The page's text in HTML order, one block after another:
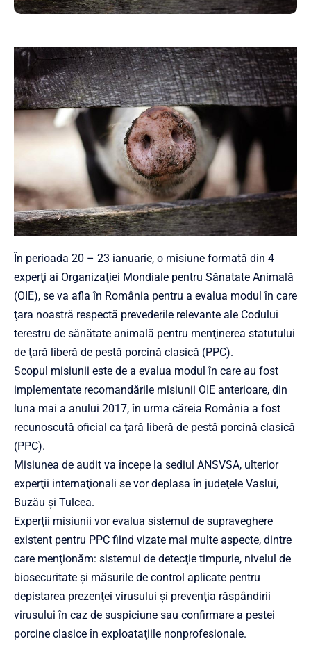
În perioada 20 – 23 ianuarie, o misiune formată din 4
experţi ai Organizaţiei Mondiale pentru Sănatate Animală
(OIE), se va afla în România pentru a evalua modul în care
ţara noastră respectă prevederile relevante ale Codului
terestru de sănătate animală pentru menţinerea statutului
de ţară liberă de pestă porcină clasică (PPC).
Scopul misiunii este de a evalua modul în care au fost
implementate recomandările misiunii OIE anterioare, din
luna mai a anului 2017, în urma căreia România a fost
recunoscută oficial ca ţară liberă de pestă porcină clasică
(PPC).
Misiunea de audit va începe la sediul ANSVSA, ulterior
experţii internaţionali se vor deplasa în judeţele Vaslui,
Buzău şi Tulcea.
Experţii misiunii vor evalua sistemul de supraveghere
existent pentru PPC fiind vizate mai multe aspecte, dintre
care menţionăm: sistemul de detecţie timpurie, nivelul de
biosecuritate şi măsurile de control aplicate pentru
depistarea prezenţei virusului şi prevenţia răspândirii
virusului în caz de suspiciune sau confirmare a pestei
porcine clasice în exploataţiile nonprofesionale.